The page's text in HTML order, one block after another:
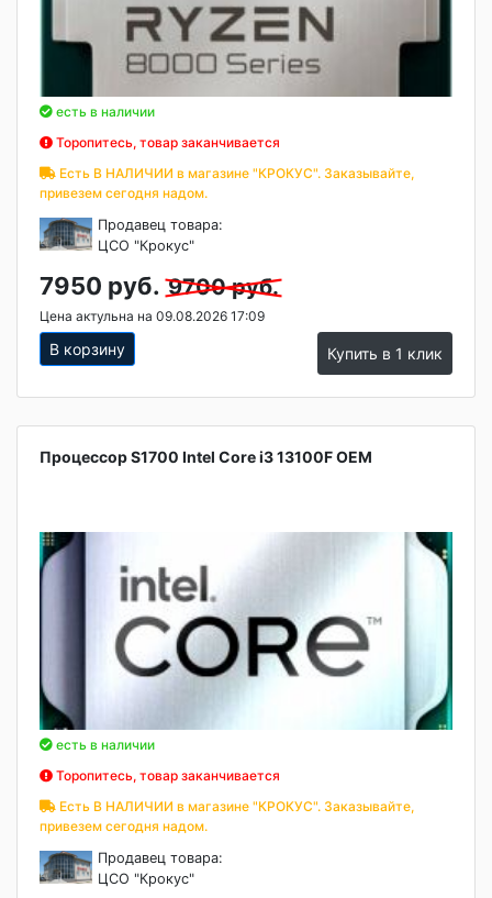
есть в наличии
Торопитесь, товар заканчивается
Есть В НАЛИЧИИ в магазине "КРОКУС". Заказывайте,
привезем сегодня надом.
Продавец товара:
ЦСО "Крокус"
7950 руб. 9700 руб.
Цена актульна на 09.08.2026 17:09
В корзину Купить в 1 клик
Процессор S1700 Intel Core i3 13100F OEM
есть в наличии
Торопитесь, товар заканчивается
Есть В НАЛИЧИИ в магазине "КРОКУС". Заказывайте,
привезем сегодня надом.
Продавец товара:
ЦСО "Крокус"